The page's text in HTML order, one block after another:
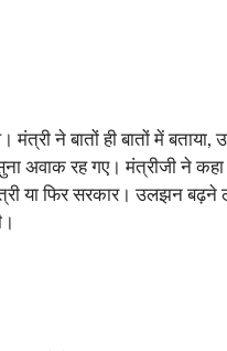
ने बातों ही बातों में बताया,
अवाक रह गए। मंत्रीजी ने
या फिर सरकार। उलझन बढ़ने